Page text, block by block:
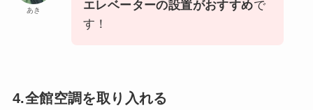
あき
エレベーターの設置がおすすめで
す！
4.全館空調を取り入れる